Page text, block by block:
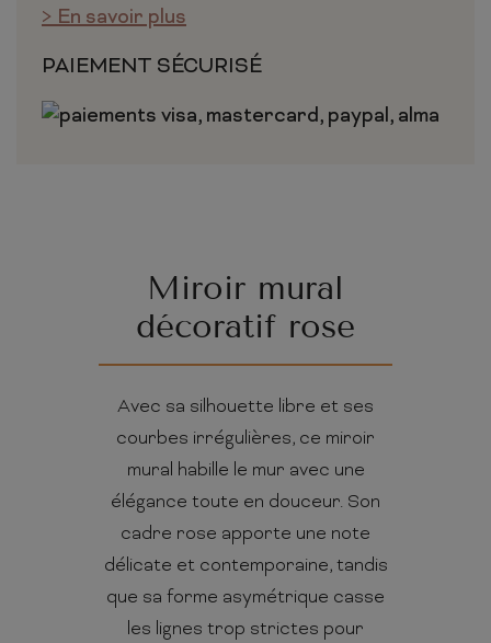
> En savoir plus
PAIEMENT SÉCURISÉ
Miroir mural
décoratif rose
Avec sa silhouette libre et ses
courbes irrégulières, ce miroir
mural habille le mur avec une
élégance toute en douceur. Son
cadre rose apporte une note
délicate et contemporaine, tandis
que sa forme asymétrique casse
les lignes trop strictes pour